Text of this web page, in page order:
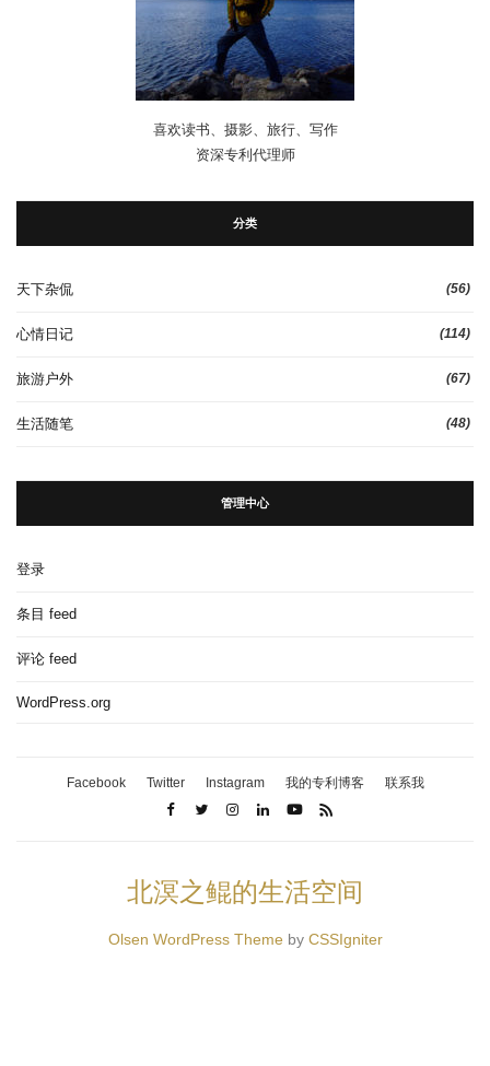
喜欢读书、摄影、旅行、写作
资深专利代理师
分类
天下杂侃 (56)
心情日记 (114)
旅游户外 (67)
生活随笔 (48)
管理中心
登录
条目 feed
评论 feed
WordPress.org
Facebook Twitter Instagram 我的专利博客 联系我
北溟之鲲的生活空间
Olsen WordPress Theme by CSSIgniter